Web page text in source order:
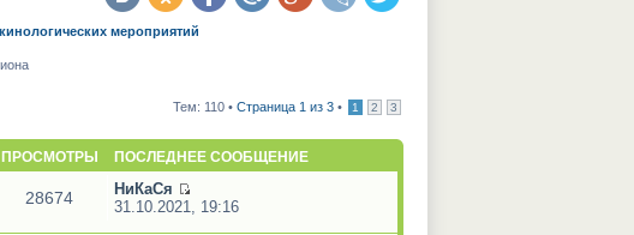
мероприятий
Тем: 110 • Страница 1 из 3 • 1 2 3
ПРОСМОТРЫ ПОСЛЕДНЕЕ СООБЩЕНИЕ
28674
НиКаСя
31.10.2021, 19:16